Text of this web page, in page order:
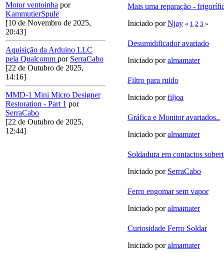
Motor ventoinha por
KammutierSpule
[10 de Novembro de 2025,
20:43]
Aquisição da Arduino LLC
pela Qualcomm por SerraCabo
[22 de Outubro de 2025,
14:16]
MMD-1 Mini Micro Designer
Restoration - Part 1 por
SerraCabo
[22 de Outubro de 2025,
12:44]
Mais uma reparação -
Iniciado porNjay « 1 2 3 »
Desumidificador avariado
Iniciado poralmamater
Filtro para ruido
Iniciado porfiljoa
Gráfica e Monitor avariados..
Iniciado poralmamater
Soldadura em contactos
Iniciado por SerraCabo
Ferro engomar sem vapor
Iniciado poralmamater
Curiosidade Ferro Soldar
Iniciado poralmamater